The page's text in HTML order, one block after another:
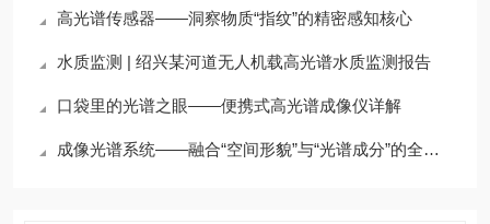
高光谱传感器——洞察物质“指纹”的精密感知核心
水质监测 | 绍兴某河道无人机载高光谱水质监测报告
口袋里的光谱之眼——便携式高光谱成像仪详解
成像光谱系统——融合“空间形貌”与“光谱成分”的全能分析平台